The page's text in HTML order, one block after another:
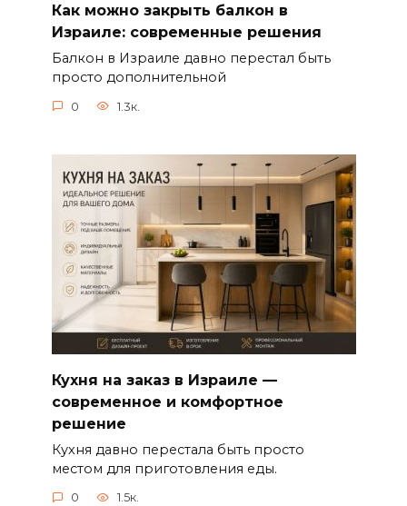
Как можно закрыть балкон в
Израиле: современные решения
Балкон в Израиле давно перестал быть
просто дополнительной
0 1.3к.
Кухня на заказ в Израиле —
современное и комфортное
решение
Кухня давно перестала быть просто
местом для приготовления еды.
0 1.5к.